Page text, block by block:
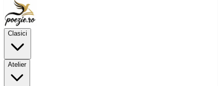
Clasici
Atelier